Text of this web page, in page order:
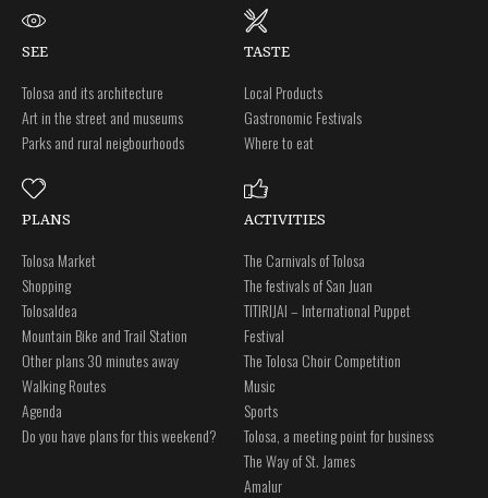
SEE
Tolosa and its architecture
Art in the street and museums
Parks and rural neigbourhoods
TASTE
Local Products
Gastronomic Festivals
Where to eat
PLANS
Tolosa Market
Shopping
Tolosaldea
Mountain Bike and Trail Station
Other plans 30 minutes away
Walking Routes
Agenda
Do you have plans for this weekend?
ACTIVITIES
The Carnivals of Tolosa
The festivals of San Juan
TITIRIJAI – International Puppet
Festival
The Tolosa Choir Competition
Music
Sports
Tolosa, a meeting point for business
The Way of St. James
Amalur